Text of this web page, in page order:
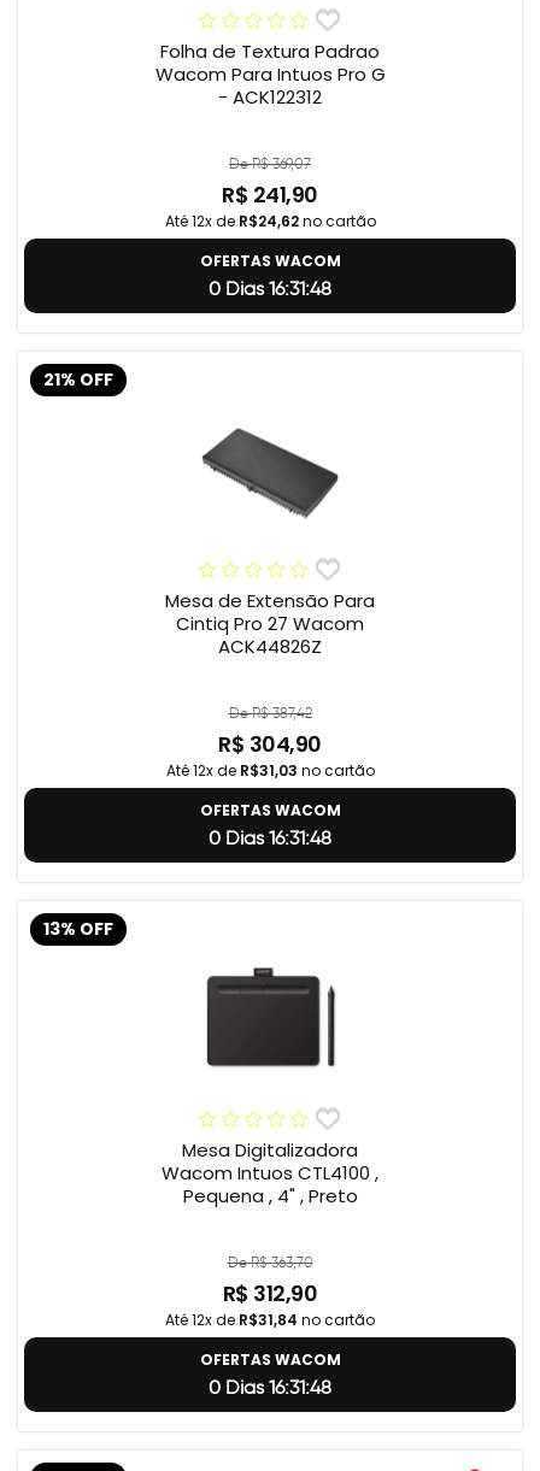
Folha de Textura Padrao
Wacom Para Intuos Pro G
- ACK122312
De R$ 369,07
R$ 241,90
Até 12x de R$24,62no cartão
OFERTAS WACOM
0 Dias 16:31:47
21% OFF
Mesa de Extensão Para
Cintiq Pro 27 Wacom
ACK44826Z
De R$ 387,42
R$ 304,90
Até 12x de R$31,03 no cartão
OFERTAS WACOM
0 Dias 16:31:47
13% OFF
Mesa Digitalizadora
Wacom Intuos CTL4100 ,
Pequena , 4" , Preto
De R$ 363,70
R$ 312,90
Até 12x de R$31,84 no cartão
OFERTAS WACOM
0 Dias 16:31:47